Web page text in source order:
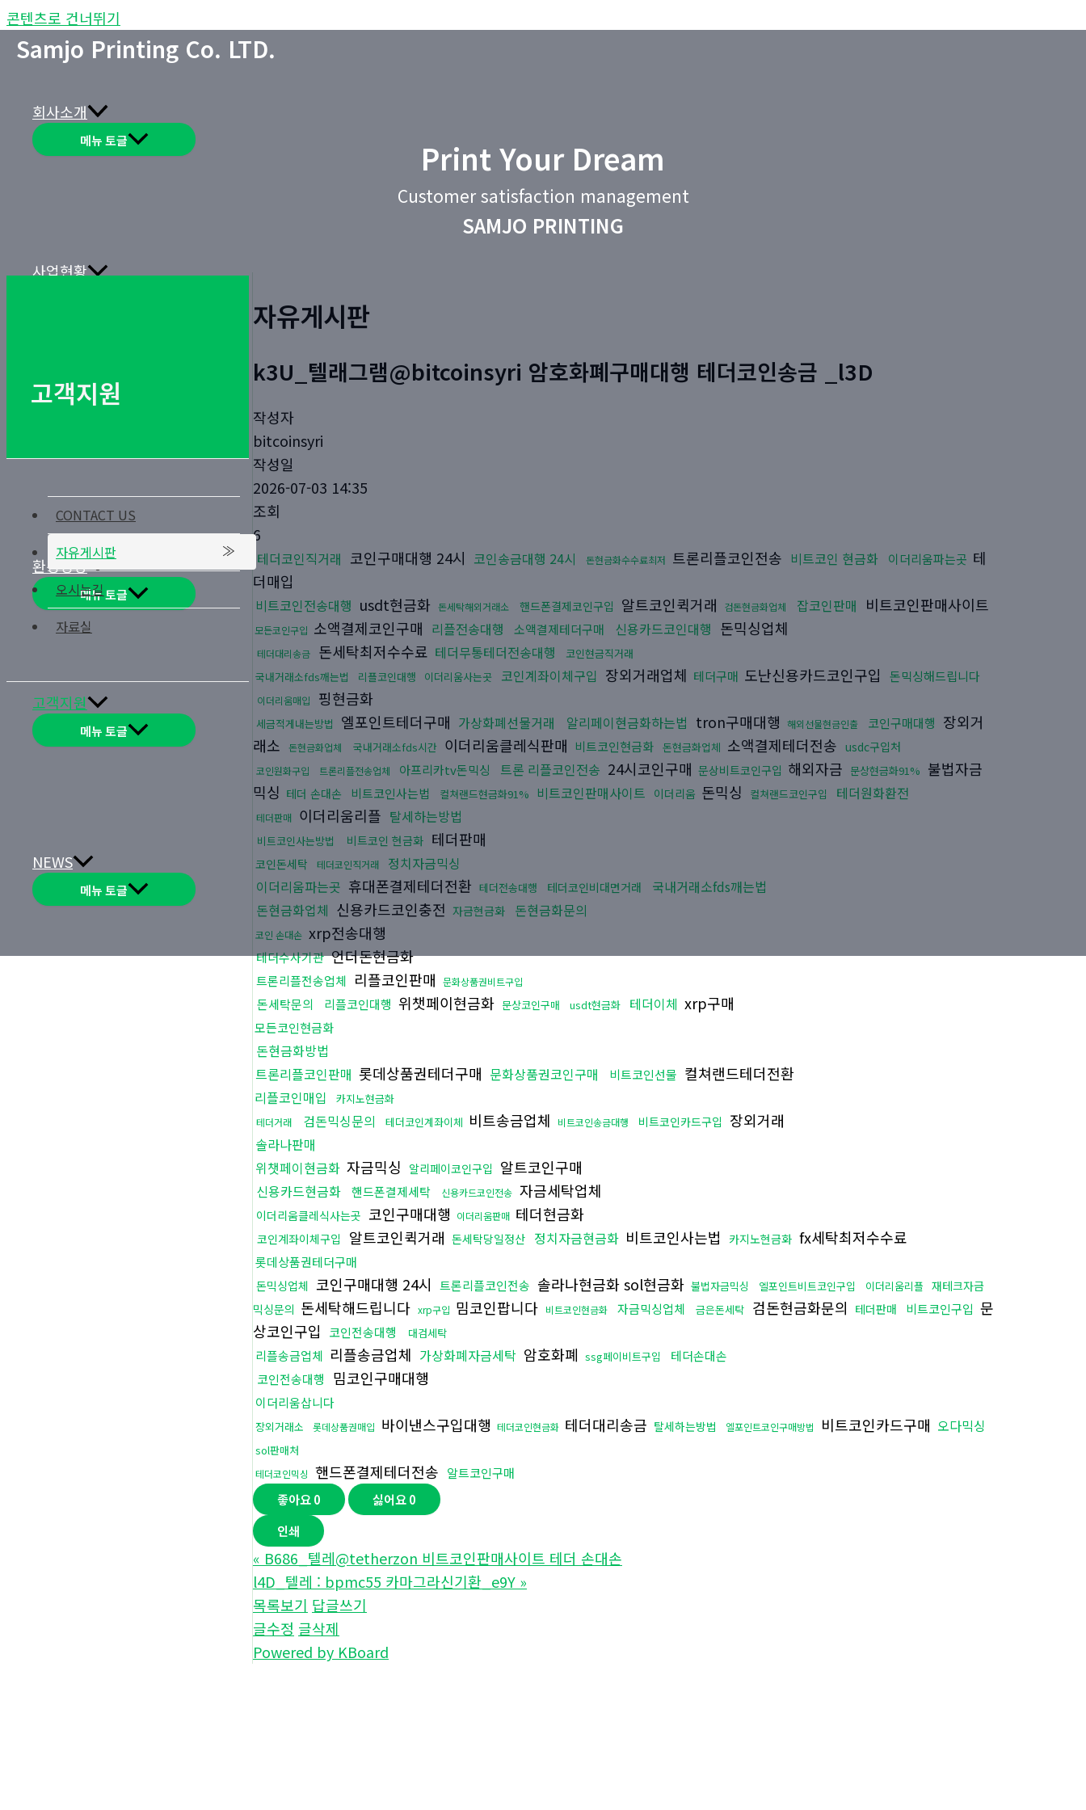
콘텐츠로 건너뛰기
Samjo Printing Co. LTD.
회사소개
메뉴 토글
사업현황
환경경영
메뉴 토글
고객지원
메뉴 토글
NEWS
메뉴 토글
Print Your Dream
Customer satisfaction management
SAMJO PRINTING
고객지원
CONTACT US
자유게시판
오시는길
자료실
자유게시판
k3U_텔래그램@bitcoinsyri 암호화폐구매대행 테더코인송금 _l3D
작성자
bitcoinsyri
작성일
2026-07-03 14:35
조회
6
테더코인직거래 코인구매대행 24시 코인송금대행 24시 돈현금화수수료최저 트론리플코인전송 비트코인 현금화 이더리움파는곳 테
더매입
비트코인전송대행 usdt현금화 돈세탁해외거래소 핸드폰결제코인구입 알트코인퀵거래 검돈현금화업체 잡코인판매 비트코인판매사이트
모든코인구입 소액결제코인구매 리플전송대행 소액결제테더구매 신용카드코인대행 돈믹싱업체
테더대리송금 돈세탁최저수수료 테더무통테더전송대행
코인현금직거래
국내거래소fds깨는법
리플코인대행 이더리움사는곳 코인계좌이체구입 장외거래업체 테더구매 도난신용카드코인구입 돈믹싱해드립니다
이더리움매입 핑현금화
세금적게내는방법 엘포인트테더구매 가상화폐선물거래 알리페이현금화하는법 tron구매대행 해외선물현금인출 코인구매대행 장외거
래소
돈현금화업체 국내거래소fds시간 이더리움클레식판매 비트코인현금화 돈현금화업체 소액결제테더전송 usdc구입처
코인원화구입 트론리플전송업체 아프리카tv돈믹싱 트론 리플코인전송 24시코인구매 문상비트코인구입 해외자금 문상현금화91% 불법자금
믹싱 테더 손대손 비트코인사는법 컬쳐랜드현금화91% 비트코인판매사이트 이더리움 돈믹싱 컬쳐랜드코인구입 테더원화환전
테더판매 이더리움리플 탈세하는방법
비트코인사는방법 비트코인 현금화 테더판매
코인돈세탁 테더코인직거래
정치자금믹싱
이더리움파는곳 휴대폰결제테더전환 테더전송대행 테더코인비대면거래
국내거래소fds깨는법
돈현금화업체 신용카드코인충전 자금현금화 돈현금화문의
코인 손대손 xrp전송대행
테더수사기관언더돈현금화
트론리플전송업체 리플코인판매 문화상품권비트구입
돈세탁문의 리플코인대행 위챗페이현금화 문상코인구매 usdt현금화 테더이체 xrp구매
모든코인현금화
돈현금화방법
트론리플코인판매 롯데상품권테더구매 문화상품권코인구매 비트코인선물 컬쳐랜드테더전환
리플코인매입 카지노현금화
테더거래 검돈믹싱문의 테더코인계좌이체 비트송금업체 비트코인송금대행 비트코인카드구입 장외거래
솔라나판매
위챗페이현금화 자금믹싱 알리페이코인구입 알트코인구매
신용카드현금화 핸드폰결제세탁 신용카드코인전송 자금세탁업체
이더리움클레식사는곳 코인구매대행 이더리움판매 테더현금화
코인계좌이체구입 알트코인퀵거래 돈세탁당일정산 정치자금현금화 비트코인사는법 카지노현금화 fx세탁최저수수료
롯데상품권테더구매
돈믹싱업체 코인구매대행 24시 트론리플코인전송 솔라나현금화 sol현금화 불법자금믹싱 엘포인트비트코인구입 이더리움리플 재테크자금
믹싱문의 돈세탁해드립니다 xrp구입 밈코인팝니다 비트코인현금화 자금믹싱업체 금은돈세탁 검돈현금화문의 테더판매 비트코인구입 문
상코인구입
코인전송대행 대검세탁
리플송금업체 리플송금업체 가상화폐자금세탁 암호화폐 ssg페이비트구입
테더손대손
코인전송대행
밈코인구매대행
이더리움삽니다
장외거래소 롯데상품권매입 바이낸스구입대행 테더코인현금화 테더대리송금 탈세하는방법 엘포인트코인구매방법 비트코인카드구매 오다믹싱
sol판매처
테더코인믹싱 핸드폰결제테더전송 알트코인구매
좋아요0 싫어요0
인쇄
« B686_텔레@tetherzon 비트코인판매사이트 테더 손대손
l4D_텔레 : bpmc55 카마그라신기환_e9Y »
목록보기 답글쓰기
글수정 글삭제
Powered by KBoard